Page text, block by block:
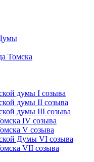
Томска
думы I созыва
думы II созыва
думы III созыва
IV созыва
V созыва
Думы VI созыва
VII созыва